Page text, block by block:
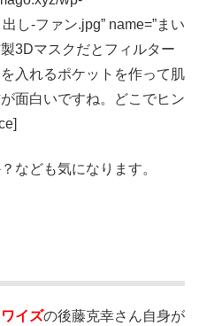
し-ファン.jpg” name=”まい
製3Dマスクだとフィルター
入れるポケットを作って肌
面白いですね。どこでヒン
なども気になります。
イズの後藤克幸さん自身が